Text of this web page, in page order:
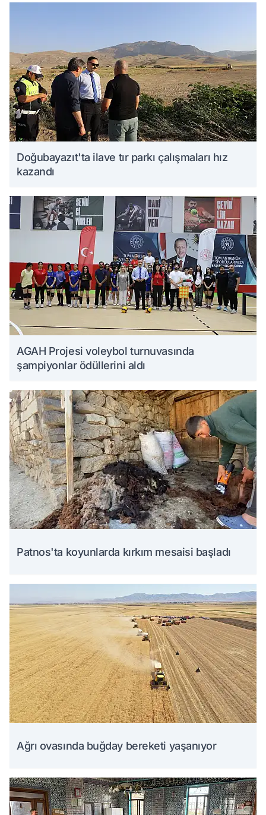
Doğubayazıt'ta ilave tır parkı çalışmaları hız
kazandı
AGAH Projesi voleybol turnuvasında
şampiyonlar ödüllerini aldı
Patnos'ta koyunlarda kırkım mesaisi başladı
Ağrı ovasında buğday bereketi yaşanıyor